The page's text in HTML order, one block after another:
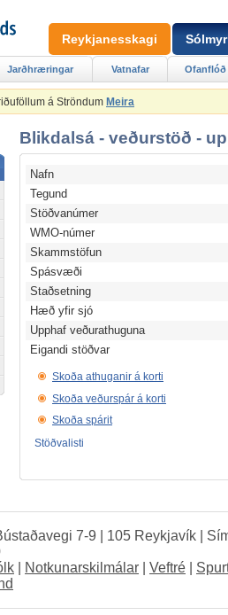
á Ströndum Meira
Blikdalsá - veðurstöð -
Nafn
Tegund
Stöðvanúmer
WMO-númer
Skammstöfun
Spásvæði
Staðsetning
Hæð yfir sjó
Upphaf veðurathuguna
Eigandi stöðvar
Skoða athuganir á korti
Skoða veðurspár á korti
Skoða spárit
Stöðvalisti
Jarðhræringar Vatnafar Ofanflóð
Reykjanesskagi
7-9 | 105 Reykjavík |
Notkunarskilmálar Veftré